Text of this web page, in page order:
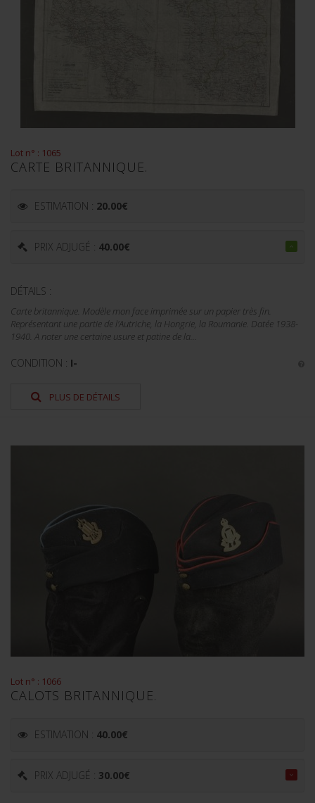
Lot n° : 1065
CARTE BRITANNIQUE.
ESTIMATION : 20.00€
PRIX ADJUGÉ : 40.00€
DÉTAILS :
Carte britannique. Modèle mon face imprimée sur un papier très fin.
Représentant une partie de l'Autriche, la Hongrie, la Roumanie. Datée 1938-
1940. A noter une certaine usure et patine de la...
CONDITION : I-
PLUS DE DÉTAILS
Lot n° : 1066
CALOTS BRITANNIQUE.
ESTIMATION : 40.00€
PRIX ADJUGÉ : 30.00€